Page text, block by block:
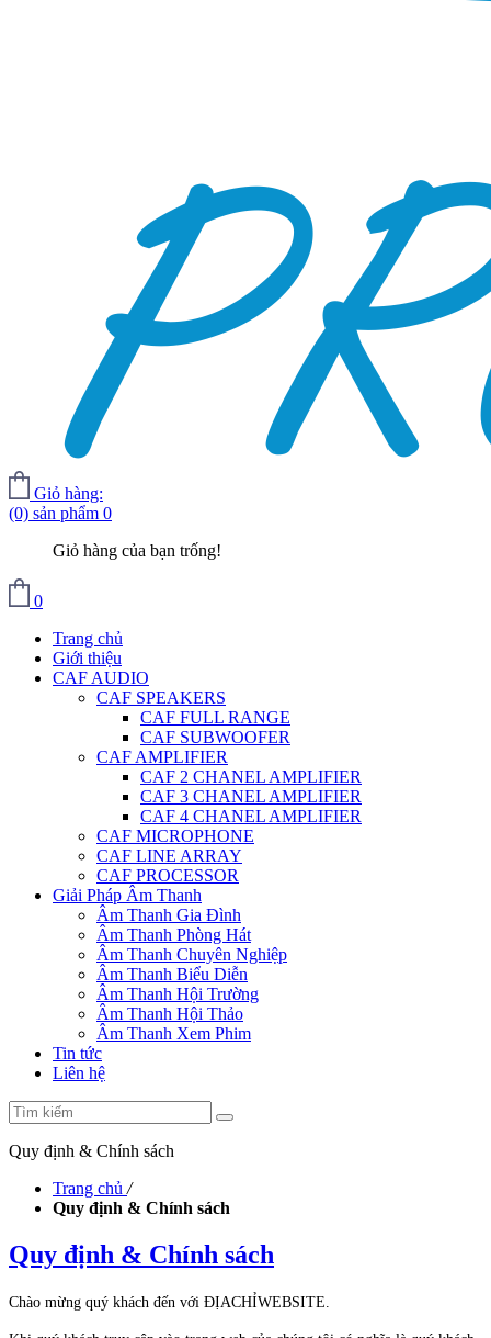
Giỏ hàng:
(0) sản phẩm 0
Giỏ hàng của bạn trống!
0
Trang chủ
Giới thiệu
CAF AUDIO
CAF SPEAKERS
CAF FULL RANGE
CAF SUBWOOFER
CAF AMPLIFIER
CAF 2 CHANEL AMPLIFIER
CAF 3 CHANEL AMPLIFIER
CAF 4 CHANEL AMPLIFIER
CAF MICROPHONE
CAF LINE ARRAY
CAF PROCESSOR
Giải Pháp Âm Thanh
Âm Thanh Gia Đình
Âm Thanh Phòng Hát
Âm Thanh Chuyên Nghiệp
Âm Thanh Biểu Diễn
Âm Thanh Hội Trường
Âm Thanh Hội Thảo
Âm Thanh Xem Phim
Tin tức
Liên hệ
Quy định & Chính sách
Trang chủ /
Quy định & Chính sách
Quy định & Chính sách
Chào mừng quý khách đến với ĐỊACHỈWEBSITE.